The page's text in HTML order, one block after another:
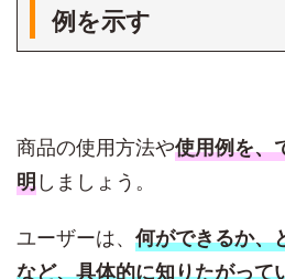
例を示す
商品の使用方法や使用例を、
明しましょう。
ユーザーは、 何ができるか、
など、具体的に知りたがって